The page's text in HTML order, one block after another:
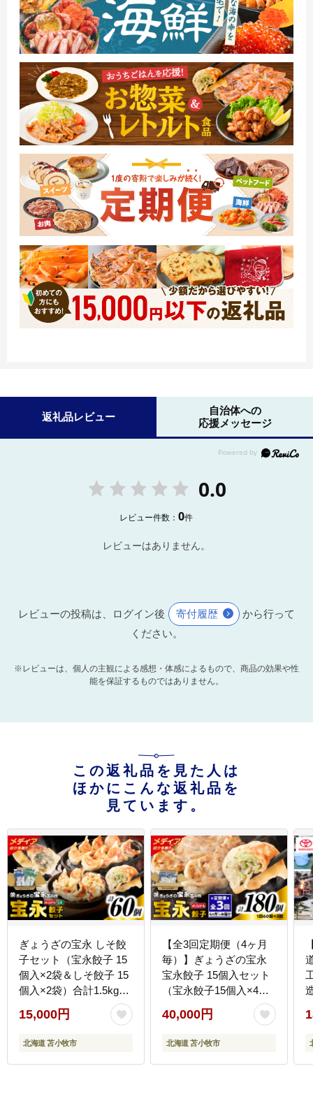
返礼品レビュー
自治体への
応援メッセージ
0.0
レビュー件数：0件
レビューはありません。
レビューの投稿は、ログイン後 寄付履歴
から行って
ください。
※レビューは、個人の主観による感想・体感によるもので、商品の効果や性
能を保証するものではありません。
この返礼品を見た人は
ほかにこんな返礼品を
見ています。
ぎょうざの宝永 しそ餃
子セット（宝永餃子 15
個入×2袋＆しそ餃子 15
個入×2袋）合計1.5kg
T004-004
15,000円
北海道 苫小牧市
【全3回定期便（4ヶ月
毎）】ぎょうざの宝永
宝永餃子 15個入セット
（宝永餃子15個入×4
袋）合計1.5kg T004-
T01-01
40,000円
北海道 苫小牧市